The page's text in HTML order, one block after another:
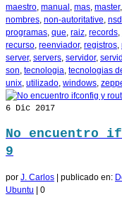
maestro manual mas master,
nombres non-autoritative nsd
programas que raiz records
recurso reenviador, registros
server, servers servidor,
son tecnologia tecnologias
unix utilizado windows
6 Dic 2017
No encuentro
9
por J. Carlos | publicado en:
Ubuntu | 0